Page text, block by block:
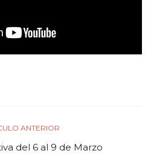
ANTERIOR
del 6 al 9 de Marzo